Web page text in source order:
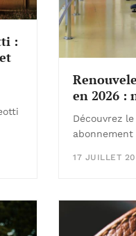
:
en 2026 :
Découvrez
17 JUILLET